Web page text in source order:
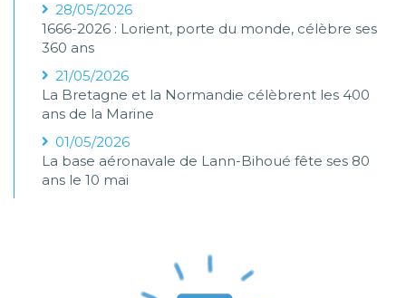
28/05/2026
1666-2026 : Lorient, porte du monde, célèbre ses
360 ans
21/05/2026
La Bretagne et la Normandie célèbrent les 400
ans de la Marine
01/05/2026
La base aéronavale de Lann-Bihoué fête ses 80
ans le 10 mai